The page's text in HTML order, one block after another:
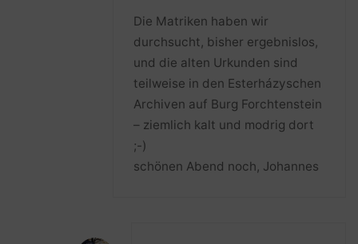
Die Matriken haben wir
durchsucht, bisher ergebnislos,
und die alten Urkunden sind
teilweise in den Esterházyschen
Archiven auf Burg Forchtenstein
– ziemlich kalt und modrig dort
;-)
schönen Abend noch, Johannes